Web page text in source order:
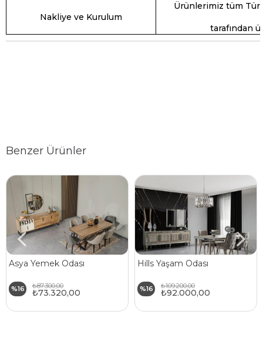
Nakliye ve Kurulum
Ürünlerimiz tüm
tarafından
Benzer Ürünler
Asya Yemek Odası
%16 ₺73.320,00
₺87.300,00
Hills Yaşam Odası
%16 ₺92.000,00
₺109.200,00